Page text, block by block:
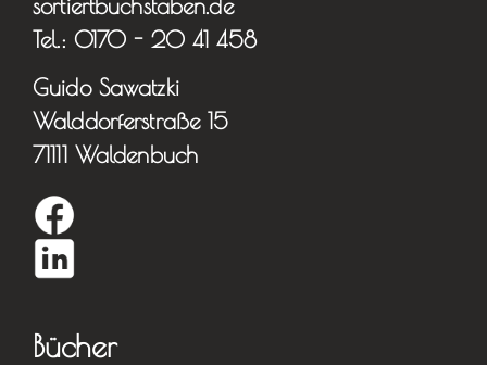
sortiertbuchstaben.de
Tel.: 0170 - 20 41 458
Guido Sawatzki
Walddorferstraße 15
71111 Waldenbuch
Bücher